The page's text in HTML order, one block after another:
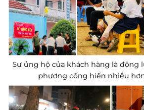
Sự ủng hộ của khách hàng là động
phương cống hiến nhiều